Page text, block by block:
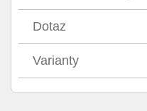
Dotaz
Varianty